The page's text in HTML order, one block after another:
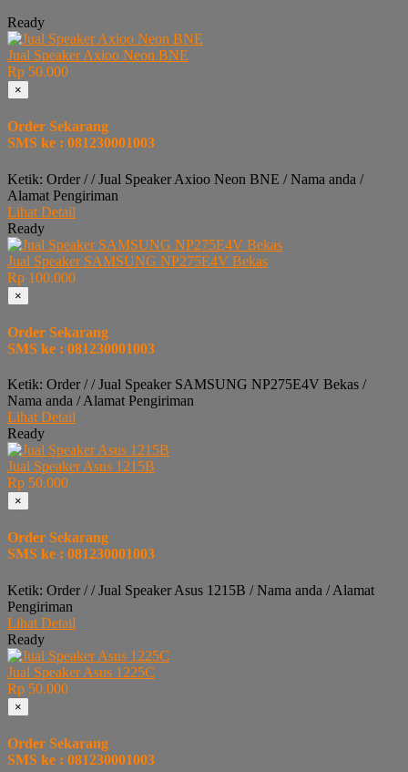
Ready
Jual Speaker Axioo Neon BNE
Rp 50.000
×
Order Sekarang
SMS ke : 081230001003
Ketik: Order / / Jual Speaker Axioo Neon BNE / Nama anda /
Alamat Pengiriman
Lihat Detail
Ready
Jual Speaker SAMSUNG NP275E4V Bekas
Rp 100.000
×
Order Sekarang
SMS ke : 081230001003
Ketik: Order / / Jual Speaker SAMSUNG NP275E4V Bekas /
Nama anda / Alamat Pengiriman
Lihat Detail
Ready
Jual Speaker Asus 1215B
Rp 50.000
×
Order Sekarang
SMS ke : 081230001003
Ketik: Order / / Jual Speaker Asus 1215B / Nama anda / Alamat
Pengiriman
Lihat Detail
Ready
Jual Speaker Asus 1225C
Rp 50.000
×
Order Sekarang
SMS ke : 081230001003